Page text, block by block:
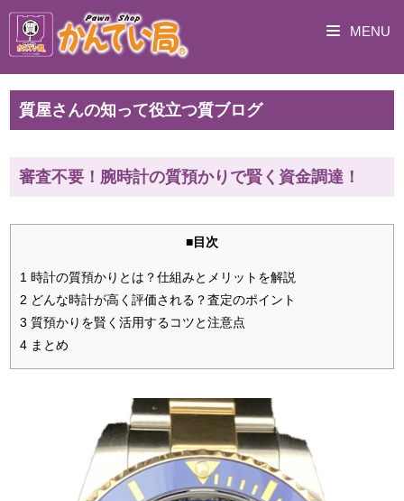
MENU
質屋さんの知って役立つ質ブログ
審査不要！腕時計の質預かりで賢く資金調達！
■目次
1 時計の質預かりとは？仕組みとメリットを解説
2 どんな時計が高く評価される？査定のポイント
3 質預かりを賢く活用するコツと注意点
4 まとめ